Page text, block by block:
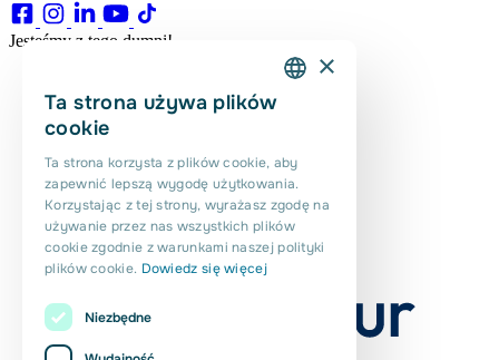
Jesteśmy z tego dumni!
DUTCH
PORTUGUESE
POLISH
ROMANIAN
×
Ta strona używa plików
cookie
Ta strona korzysta z plików cookie, aby
zapewnić lepszą wygodę użytkowania.
Korzystając z tej strony, wyrażasz zgodę na
używanie przez nas wszystkich plików
cookie zgodnie z warunkami naszej polityki
plików cookie. Dowiedz się więcej
Niezbędne